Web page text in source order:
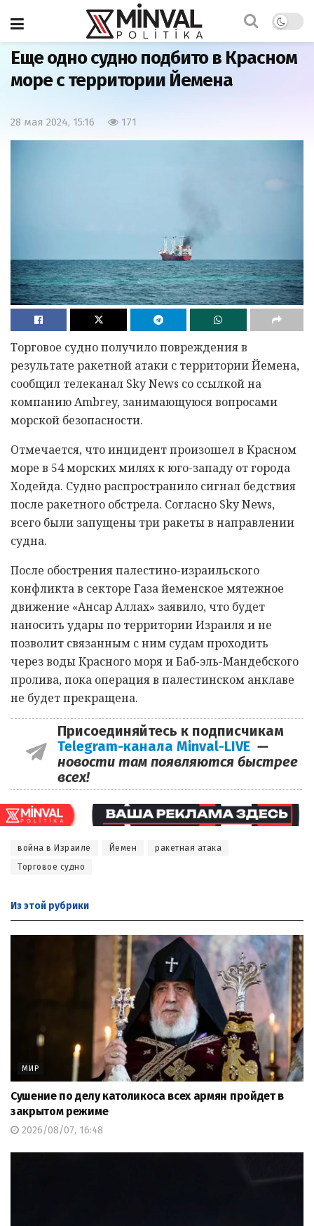
Главная
Еще одно судно подбито в Красном
море с территории Йемена
28 мая 2024, 15:16 171
Торговое судно получило повреждения в
результате ракетной атаки с территории Йемена,
сообщил телеканал Sky News со ссылкой на
компанию Ambrey, занимающуюся вопросами
морской безопасности.
Отмечается, что инцидент произошел в Красном
море в 54 морских милях к юго-западу от города
Ходейда. Судно распространило сигнал бедствия
после ракетного обстрела. Согласно Sky News,
всего были запущены три ракеты в направлении
судна.
После обострения палестино-израильского
конфликта в секторе Газа йеменское мятежное
движение «Ансар Аллах» заявило, что будет
наносить удары по территории Израиля и не
позволит связанным с ним судам проходить
через воды Красного моря и Баб-эль-Мандебского
пролива, пока операция в палестинском анклаве
не будет прекращена.
Присоединяйтесь к подписчикам
Telegram-канала Minval-LIVE —
новости там появляются быстрее
всех!
война в Израиле Йемен
ракетная атака
Торговое судно
Из этой рубрики
МИР
Сушение по делу католикоса всех армян пройдет в
закрытом режиме
2026/08/07, 16:48